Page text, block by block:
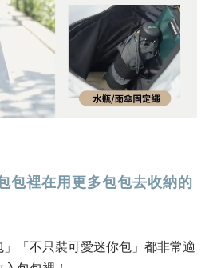
包裡在用更多包包去收納的
」「不只裝可愛迷你包」都非常適